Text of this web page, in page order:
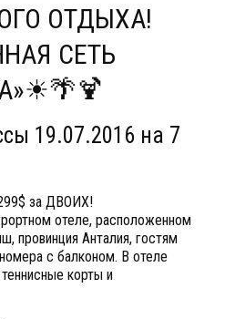
ОТДЫХА!
СЕТЬ
19.07.2016 на 7
за ДВОИХ!
отеле, расположенном
провинция Анталия, гостям
с балконом. В отеле
корты и